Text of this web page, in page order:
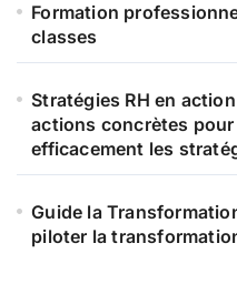
Formation
classes
Stratégies RH en
actions concrètes
efficacement les
Guide la
piloter la